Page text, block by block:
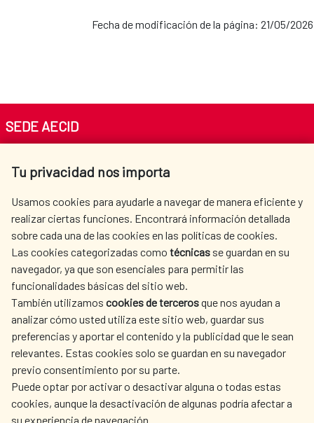
Fecha de modificación de la página: 21/05/2026
Tu privacidad nos importa
Usamos cookies para ayudarle a navegar de manera eficiente y
realizar ciertas funciones. Encontrará información detallada
sobre cada una de las cookies en las políticas de cookies.
Las cookies categorizadas como técnicas se guardan en su
navegador, ya que son esenciales para permitir las
funcionalidades básicas del sitio web.
También utilizamos cookies de tercerosque nos ayudan a
analizar cómo usted utiliza este sitio web, guardar sus
preferencias y aportar el contenido y la publicidad que le sean
relevantes. Estas cookies solo se guardan en su navegador
previo consentimiento por su parte.
Puede optar por activar o desactivar alguna o todas estas
cookies, aunque la desactivación de algunas podría afectar a
su experiencia de navegación.
SEDE AECID
Tel. +34 900 20 30 54​​​​​​​
AECID
WHERE DO WE COOPERATE?
SPANISH HUMANITARIAN
ACTION
PRESS ROOM
CULTURE AND SCIENCE LIBRARY
OUR SOCIAL MEDIA